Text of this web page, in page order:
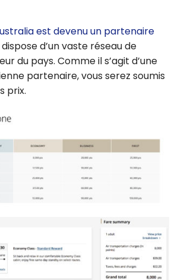
est devenu un partenaire
d’un vaste réseau de
du pays. Comme il s’agit d’une
partenaire, vous serez soumis
prix.